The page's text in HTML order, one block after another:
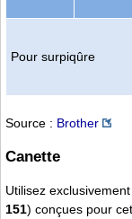
Pour surpiqûre
Source : Brother
Canette
Utilisez
151) conçues pour